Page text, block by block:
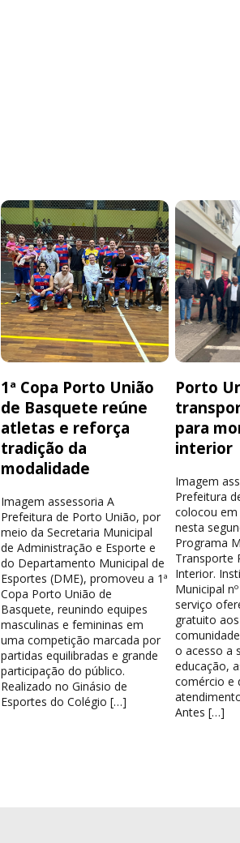
1ª Copa Porto União
de Basquete reúne
atletas e reforça
tradição da
modalidade
Imagem assessoria A
Prefeitura de Porto União, por
meio da Secretaria Municipal
de Administração e Esporte e
do Departamento Municipal de
Esportes (DME), promoveu a 1ª
Copa Porto União de
Basquete, reunindo equipes
masculinas e femininas em
uma competição marcada por
partidas equilibradas e grande
participação do público.
Realizado no Ginásio de
Esportes do Colégio […]
Porto
para
interior
Imagem
Prefeitura
colocou
nesta
Programa
Transporte
Interior.
Municipal
serviço
gratuito
o acesso a
educação,
comércio e
Antes […]